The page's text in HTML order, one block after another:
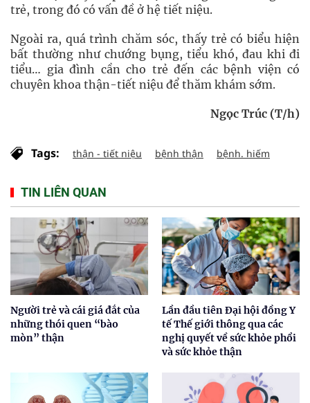
trẻ, trong đó có vấn đề ở hệ tiết niệu.
Ngoài ra, quá trình chăm sóc, thấy trẻ có biểu hiện
bất thường như chướng bụng, tiểu khó, đau khi đi
tiểu… gia đình cần cho trẻ đến các bệnh viện có
chuyên khoa thận-tiết niệu để thăm khám sớm.
Ngọc Trúc (T/h)
Tags: thận - tiết niệu bệnh thận bệnh. hiếm
TIN LIÊN QUAN
Người trẻ và cái giá đắt của
những thói quen “bào
mòn” thận
Lần đầu tiên Đại hội đồng Y
tế Thế giới thông qua các
nghị quyết về sức khỏe phổi
và sức khỏe thận